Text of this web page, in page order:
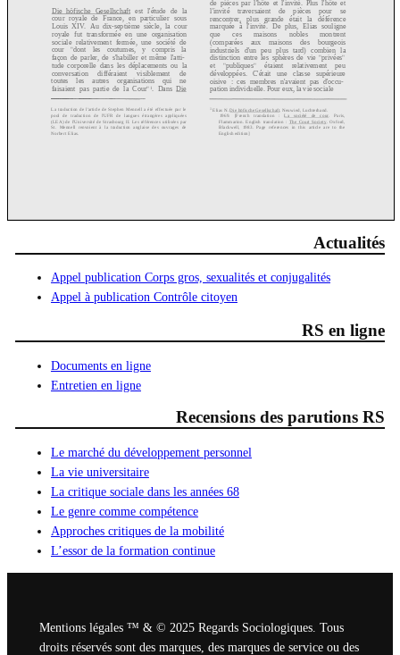
Actualités
Appel publication Corps gros, sexualités et conjugalités
Appel à publication Contrôle citoyen
RS en ligne
Documents en ligne
Entretien en ligne
Recensions des parutions RS
Le marché du développement personnel
La vie universitaire
La critique sociale dans les années 68
Le genre comme compétence
Approches critiques de la mobilité
L’essor de la formation continue
Mentions légales ™ & © 2025 Regards Sociologiques. Tous
droits réservés sont des marques, des marques de service ou des